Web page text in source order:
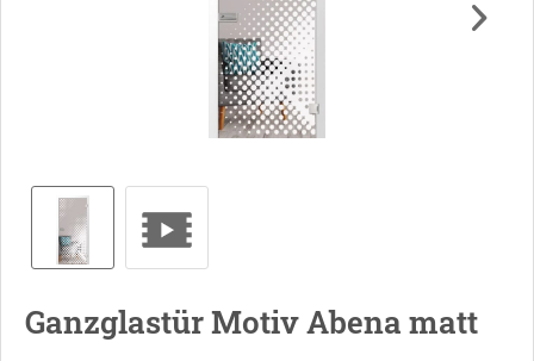
Ganzglastür Motiv Abena matt